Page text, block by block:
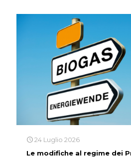
24 Luglio 2026
Le modifiche al regime dei